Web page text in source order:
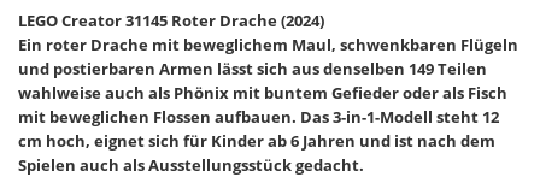
LEGO Creator 31145 Roter Drache (2024)
Ein roter Drache mit beweglichem Maul, schwenkbaren Flügeln
und postierbaren Armen lässt sich aus denselben 149 Teilen
wahlweise auch als Phönix mit buntem Gefieder oder als Fisch
mit beweglichen Flossen aufbauen. Das 3-in-1-Modell steht 12
cm hoch, eignet sich für Kinder ab 6 Jahren und ist nach dem
Spielen auch als Ausstellungsstück gedacht.